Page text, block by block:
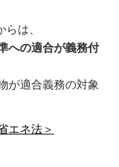
は、
への適合が義務付
が適合義務の対象
エネ法＞